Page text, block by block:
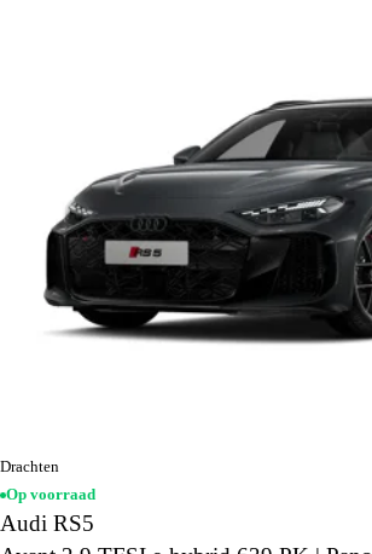
Drachten
Op voorraad
Audi RS5